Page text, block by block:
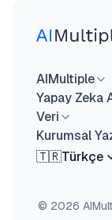
AIMultiple
Yapay Zeka
Veri
Kurumsal
🇹🇷Türkçe
© 2026